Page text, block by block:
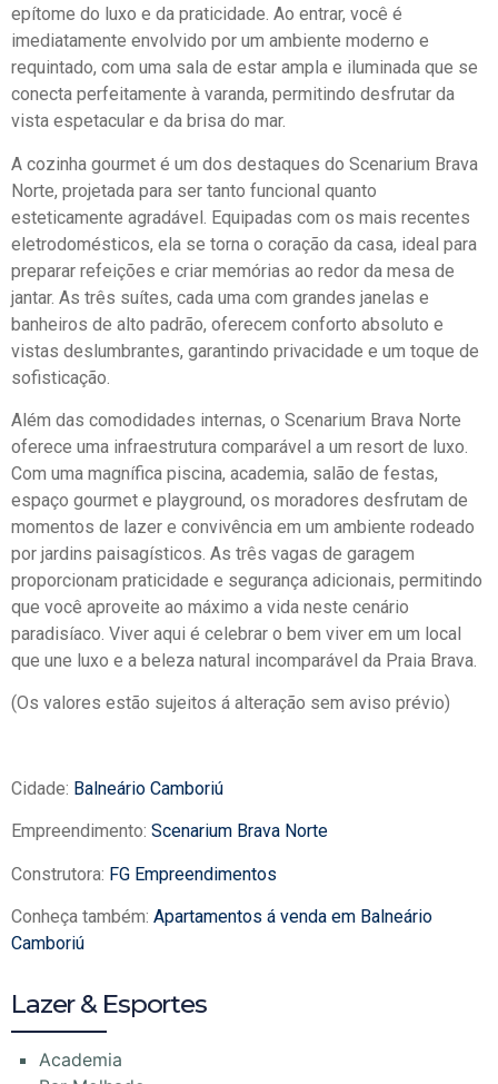
epítome do luxo e da praticidade. Ao entrar, você é
imediatamente envolvido por um ambiente moderno e
requintado, com uma sala de estar ampla e iluminada que se
conecta perfeitamente à varanda, permitindo desfrutar da
vista espetacular e da brisa do mar.
A cozinha gourmet é um dos destaques do Scenarium Brava
Norte, projetada para ser tanto funcional quanto
esteticamente agradável. Equipadas com os mais recentes
eletrodomésticos, ela se torna o coração da casa, ideal para
preparar refeições e criar memórias ao redor da mesa de
jantar. As três suítes, cada uma com grandes janelas e
banheiros de alto padrão, oferecem conforto absoluto e
vistas deslumbrantes, garantindo privacidade e um toque de
sofisticação.
Além das comodidades internas, o Scenarium Brava Norte
oferece uma infraestrutura comparável a um resort de luxo.
Com uma magnífica piscina, academia, salão de festas,
espaço gourmet e playground, os moradores desfrutam de
momentos de lazer e convivência em um ambiente rodeado
por jardins paisagísticos. As três vagas de garagem
proporcionam praticidade e segurança adicionais, permitindo
que você aproveite ao máximo a vida neste cenário
paradisíaco. Viver aqui é celebrar o bem viver em um local
que une luxo e a beleza natural incomparável da Praia Brava.
(Os valores estão sujeitos á alteração sem aviso prévio)
Cidade: Balneário Camboriú
Empreendimento: Scenarium Brava Norte
Construtora: FG Empreendimentos
Conheça também: Apartamentos á venda em Balneário
Camboriú
Lazer & Esportes
Academia